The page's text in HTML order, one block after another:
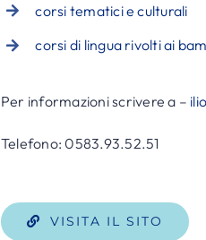
corsi tematici e culturali
corsi di lingua rivolti ai
Per informazioni scrivere a –
Telefono:0583.93.52.51
VISITA IL SITO